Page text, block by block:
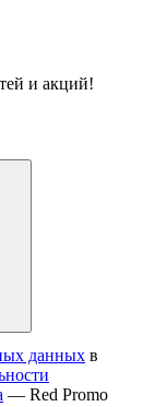
и акций!
данных в
— Red Promo